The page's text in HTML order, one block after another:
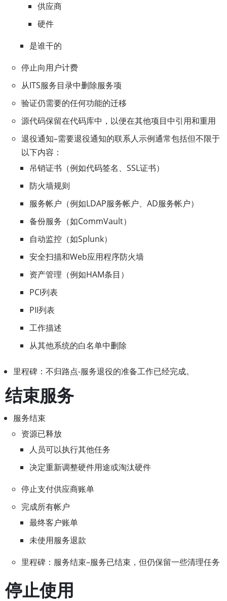
供应商
硬件
是谁干的
停止向用户计费
从ITS服务目录中删除服务项
验证仍需要的任何功能的迁移
源代码保留在代码库中，以便在其他项目中引用和重用
退役通知–需要退役通知的联系人示例通常包括但不限于
以下内容：
吊销证书（例如代码签名、SSL证书）
防火墙规则
服务帐户（例如LDAP服务帐户、AD服务帐户）
备份服务（如CommVault）
自动监控（如Splunk）
安全扫描和Web应用程序防火墙
资产管理（例如HAM条目）
PCI列表
PII列表
工作描述
从其他系统的白名单中删除
里程碑：不归路点-服务退役的准备工作已经完成。
结束服务
服务结束
资源已释放
人员可以执行其他任务
决定重新调整硬件用途或淘汰硬件
停止支付供应商账单
完成所有帐户
最终客户账单
未使用服务退款
里程碑：服务结束–服务已结束，但仍保留一些清理任务
停止使用